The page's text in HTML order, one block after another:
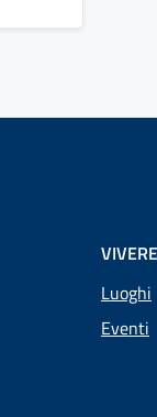
Luoghi
Eventi